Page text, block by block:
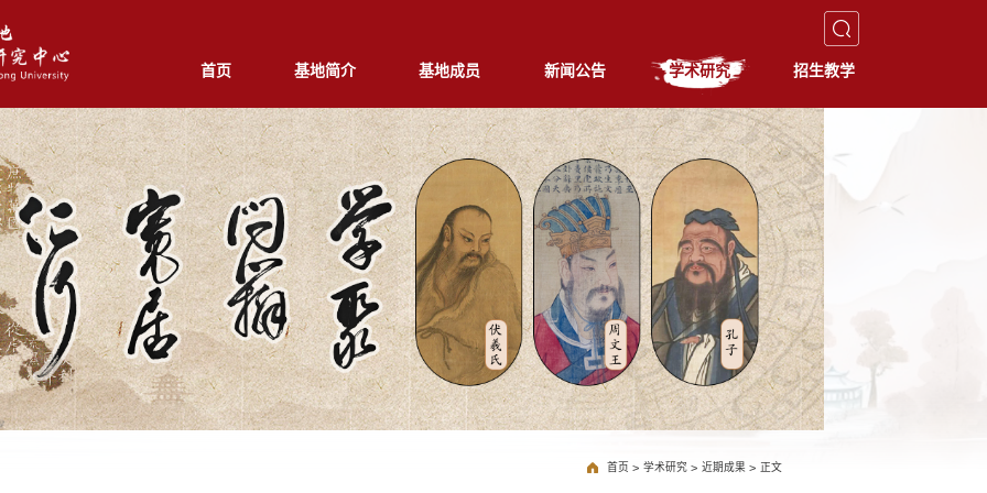
首页 基地简介 基地成员 新闻公告 学术研究 招生教学
首页 > 学术研究 > 近期成果 > 正文